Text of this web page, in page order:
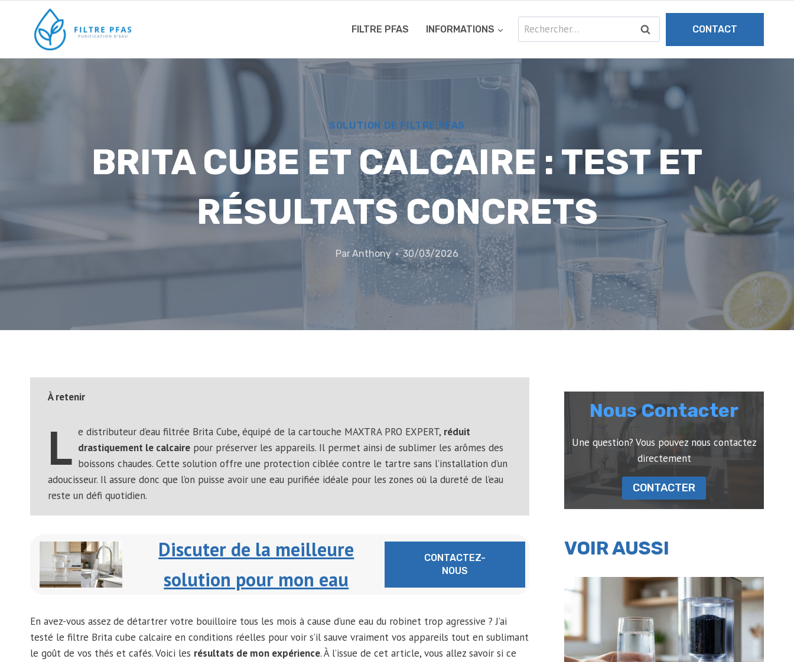
contenu
FILTRE PFAS INFORMATIONS Rechercher : CONTACT
SOLUTION DE FILTRE PFAS
BRITA CUBE ET CALCAIRE : TEST ET
RÉSULTATS CONCRETS
ParAnthony 30/03/2026
À retenir
L e distributeur d’eau filtrée Brita Cube, équipé de la cartouche MAXTRA PRO EXPERT, réduit
drastiquement le calcaire pour préserver les appareils. Il permet ainsi de sublimer les arômes des
boissons chaudes. Cette solution offre une protection ciblée contre le tartre sans l’installation d’un
adoucisseur. Il assure donc que l’on puisse avoir une eau purifiée idéale pour les zones où la dureté de l’eau
reste un défi quotidien.
Discuter de la meilleure
solution pour mon eau
CONTACTEZ-
NOUS
En avez-vous assez de détartrer votre bouilloire tous les mois à cause d’une eau du robinet trop agressive ? J’ai
testé le filtre Brita cube calcaire en conditions réelles pour voir s’il sauve vraiment vos appareils tout en sublimant
le goût de vos thés et cafés. Voici les résultats de mon expérience. À l’issue de cet article, vous allez savoir si ce
Nous Contacter
Une question? Vous pouvez nous contactez
directement
CONTACTER
VOIR AUSSI